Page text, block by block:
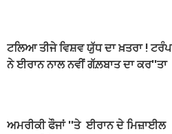
ਟਲਿਆ ਤੀਜੇ ਵਿਸ਼ਵ ਯੁੱਧ ਦਾ ਖ਼ਤਰਾ ! ਟਰੰਪ
ਨੇ ਈਰਾਨ ਨਾਲ ਨਵੀਂ ਗੱਲ਼ਬਾਤ ਦਾ ਕਰ''ਤਾ
ਅਮਰੀਕੀ ਫੌਜਾਂ ''ਤੇ ਈਰਾਨ ਦੇ ਮਿਜ਼ਾਈਲ